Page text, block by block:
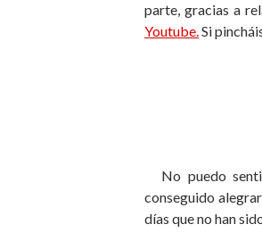
parte, gracias a
Youtube.Si
No puedo
conseguido
días que no han